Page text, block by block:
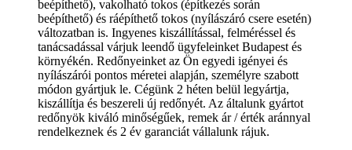
beépíthető), vakolható tokos (építkezés során
beépíthető) és ráépíthető tokos (nyílászáró csere esetén)
változatban is. Ingyenes kiszállítással, felméréssel és
tanácsadással várjuk leendő ügyfeleinket Budapest és
környékén. Redőnyeinket az Ön egyedi igényei és
nyílászárói pontos méretei alapján, személyre szabott
módon gyártjuk le. Cégünk 2 héten belül legyártja,
kiszállítja és beszereli új redőnyét. Az általunk gyártot
redőnyök kiváló minőségűek, remek ár / érték aránnyal
rendelkeznek és 2 év garanciát vállalunk rájuk.